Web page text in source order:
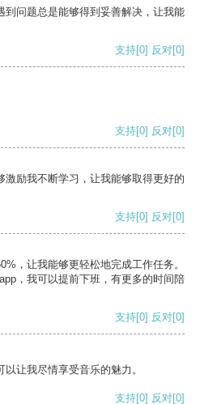
到问题总是能够得到妥善解决，让我能
支持[0] 反对[0]
支持[0] 反对[0]
激励我不断学习，让我能够取得更好的
支持[0] 反对[0]
，让我能够更轻松地完成工作任务。
，我可以提前下班，有更多的时间陪
支持[0] 反对[0]
让我尽情享受音乐的魅力。
支持[0] 反对[0]